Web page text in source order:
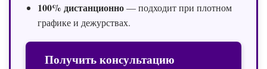
100% дистанционно— подходит при плотном
графике и дежурствах.
Получить консультацию